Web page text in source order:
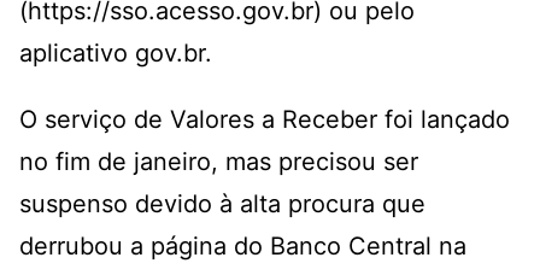
(https://sso.acesso.gov.br) ou pelo
aplicativo gov.br.
O serviço de Valores a Receber foi lançado
no fim de janeiro, mas precisou ser
suspenso devido à alta procura que
derrubou a página do Banco Central na